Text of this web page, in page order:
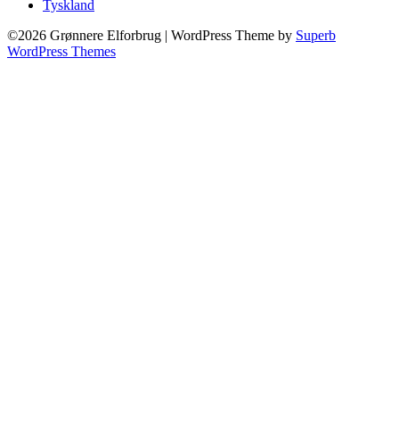
Tyskland
©2026 Grønnere Elforbrug | WordPress Theme by Superb
WordPress Themes